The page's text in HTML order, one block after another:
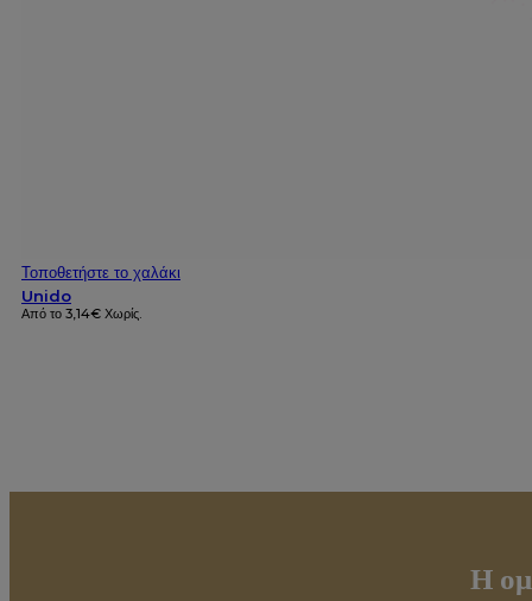
Τοποθετήστε το χαλάκι
Unido
Από το 3,14€ Χωρίς.
Η